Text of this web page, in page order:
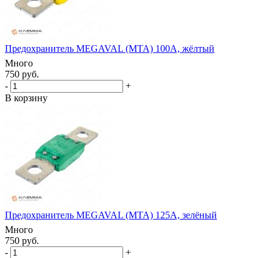
Предохранитель MEGAVAL (MTA) 100А, жёлтый
Много
750 руб.
-
+
В корзину
Предохранитель MEGAVAL (MTA) 125А, зелёный
Много
750 руб.
-
+